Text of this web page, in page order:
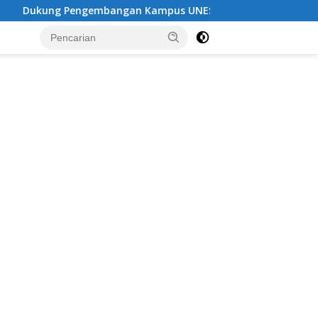
Kampus UNESA di Pusat Kota, Riyono Caping: